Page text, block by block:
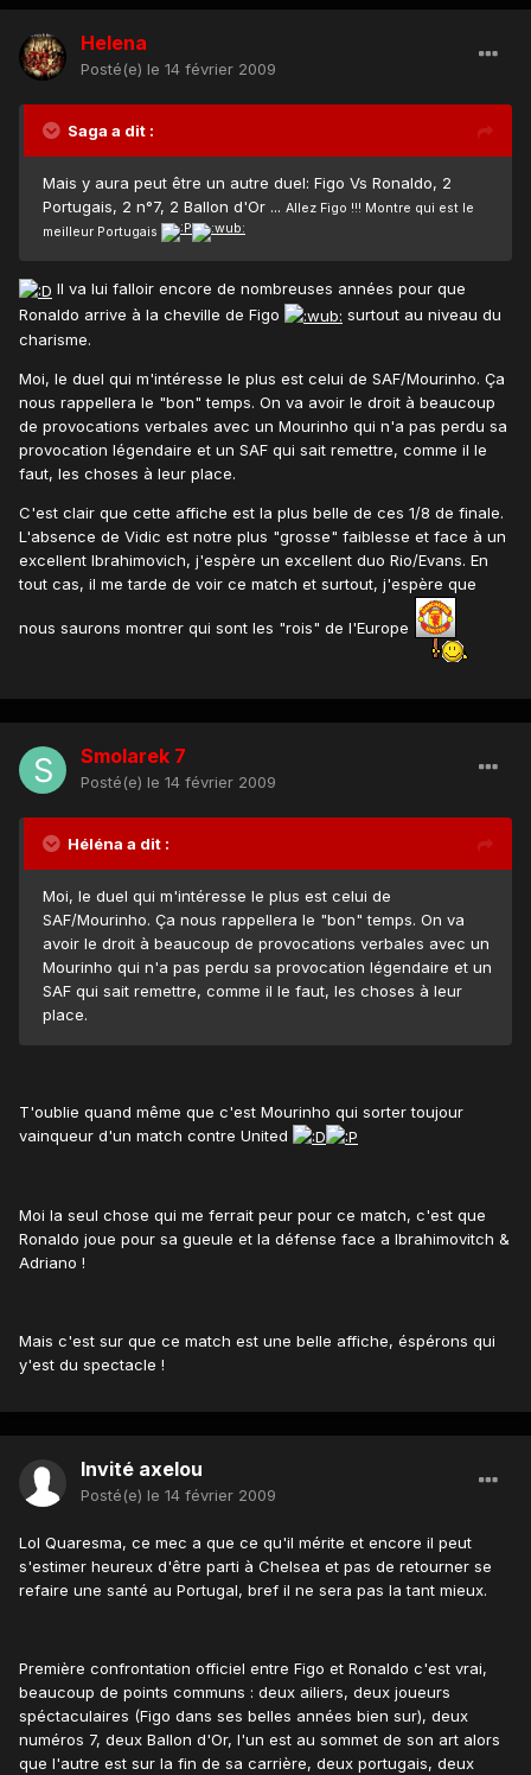
Helena
Posté(e) le 14 février 2009
Saga a dit :
Mais y aura peut être un autre duel: Figo Vs Ronaldo, 2
Portugais, 2 n°7, 2 Ballon d'Or ... Allez Figo !!! Montre qui est le
meilleur Portugais
Il va lui falloir encore de nombreuses années pour que
Ronaldo arrive à la cheville de Figo
surtout au niveau du
charisme.
Moi, le duel qui m'intéresse le plus est celui de SAF/Mourinho. Ça
nous rappellera le "bon" temps. On va avoir le droit à beaucoup
de provocations verbales avec un Mourinho qui n'a pas perdu sa
provocation légendaire et un SAF qui sait remettre, comme il le
faut, les choses à leur place.
C'est clair que cette affiche est la plus belle de ces 1/8 de finale.
L'absence de Vidic est notre plus "grosse" faiblesse et face à un
excellent Ibrahimovich, j'espère un excellent duo Rio/Evans. En
tout cas, il me tarde de voir ce match et surtout, j'espère que
nous saurons montrer qui sont les "rois" de l'Europe
Smolarek 7
Posté(e) le 14 février 2009
Héléna a dit :
Moi, le duel qui m'intéresse le plus est celui de
SAF/Mourinho. Ça nous rappellera le "bon" temps. On va
avoir le droit à beaucoup de provocations verbales avec un
Mourinho qui n'a pas perdu sa provocation légendaire et un
SAF qui sait remettre, comme il le faut, les choses à leur
place.
T'oublie quand même que c'est Mourinho qui sorter toujour
vainqueur d'un match contre United
Moi la seul chose qui me ferrait peur pour ce match, c'est que
Ronaldo joue pour sa gueule et la défense face a Ibrahimovitch &
Adriano !
Mais c'est sur que ce match est une belle affiche, éspérons qui
y'est du spectacle !
Invité axelou
Posté(e) le 14 février 2009
Lol Quaresma, ce mec a que ce qu'il mérite et encore il peut
s'estimer heureux d'être parti à Chelsea et pas de retourner se
refaire une santé au Portugal, bref il ne sera pas la tant mieux.
Première confrontation officiel entre Figo et Ronaldo c'est vrai,
beaucoup de points communs : deux ailiers, deux joueurs
spéctaculaires (Figo dans ses belles années bien sur), deux
numéros 7, deux Ballon d'Or, l'un est au sommet de son art alors
que l'autre est sur la fin de sa carrière, deux portugais, deux